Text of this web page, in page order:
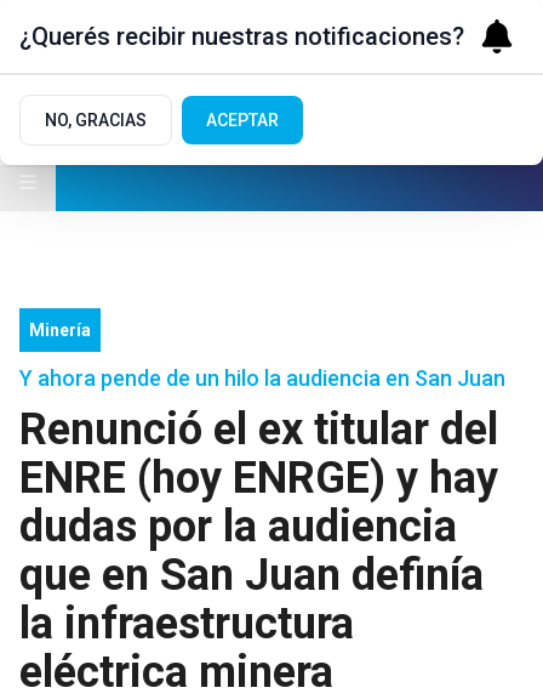
Minería
Y ahora pende de un hilo la audiencia en San Juan
Renunció el ex titular del
ENRE (hoy ENRGE) y hay
dudas por la audiencia
que en San Juan definía
la infraestructura
eléctrica minera
¿Querés recibir nuestras notificaciones?
NO, GRACIAS ACEPTAR